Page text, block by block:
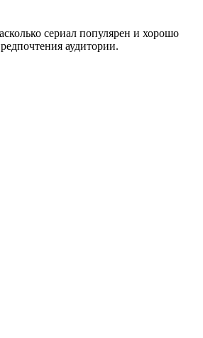
сериал популярен и хорошо
аудитории.